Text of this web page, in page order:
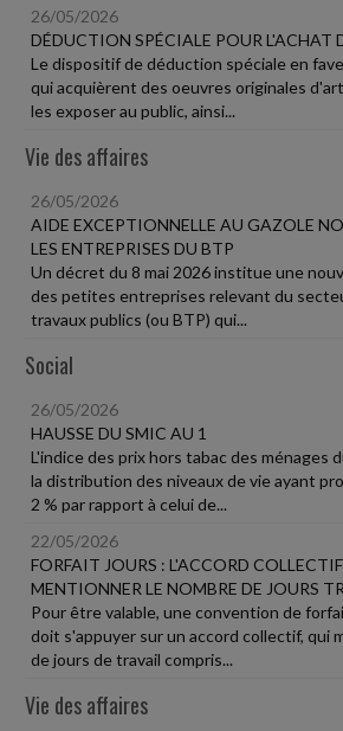
26/05/2026
DÉDUCTION SPÉCIALE POUR L'ACHAT
Le dispositif de déduction spéciale en
qui acquièrent des oeuvres originales
les exposer au public, ainsi...
Vie des affaires
26/05/2026
AIDE EXCEPTIONNELLE AU GAZOLE
LES ENTREPRISES DU BTP
Un décret du 8 mai 2026 institue une
des petites entreprises relevant du
travaux publics (ou BTP) qui...
Social
26/05/2026
HAUSSE DU SMIC AU 1
L'indice des prix hors tabac des ménages
la distribution des niveaux de vie ayant
2 % par rapport à celui de...
22/05/2026
FORFAIT JOURS : L'ACCORD
MENTIONNER LE NOMBRE DE JOURS
Pour être valable, une convention de
doit s'appuyer sur un accord collectif, qui
de jours de travail compris...
Vie des affaires